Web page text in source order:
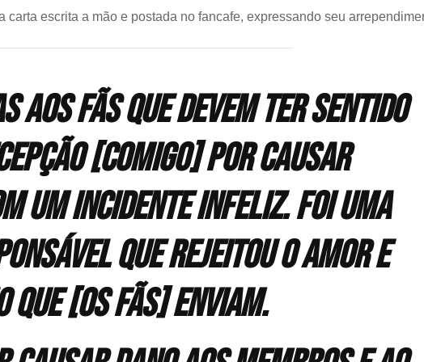
carta escrita a mão e postada no fancafe, expressando seu
aos fãs que devem ter sentido
[comigo] por causar
um incidente infeliz. Foi uma
que rejeitou o amor e
que [os fãs] enviam.